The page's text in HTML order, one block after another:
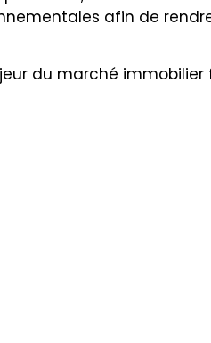
afin de
du marché immobilier